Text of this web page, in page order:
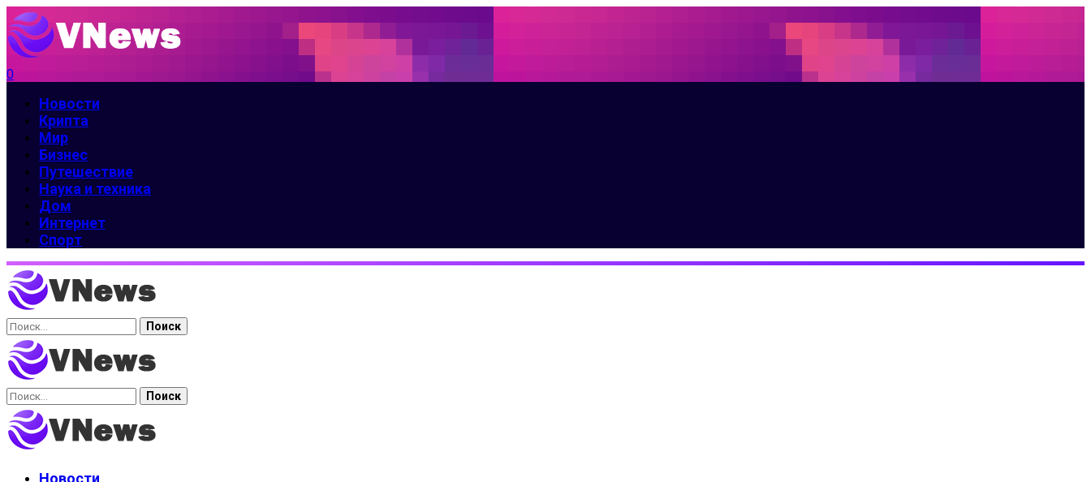
0
Новости
Крипта
Мир
Бизнес
Путешествие
Наука и техника
Дом
Интернет
Спорт
Найти:
Найти:
Новости